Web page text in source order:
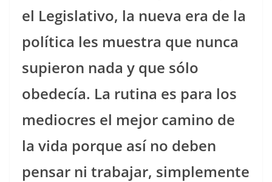
el Legislativo, la nueva era de la
política les muestra que nunca
supieron nada y que sólo
obedecía. La rutina es para los
mediocres el mejor camino de
la vida porque así no deben
pensar ni trabajar, simplemente